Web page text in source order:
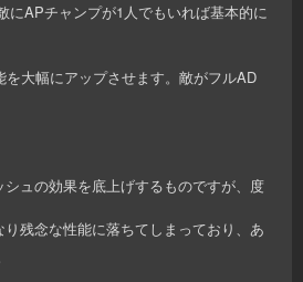
にAPチャンプが1人でもいれば基本的に
を大幅にアップさせます。敵がフルAD
シュの効果を底上げするものですが、度
残念な性能に落ちてしまっており、あ